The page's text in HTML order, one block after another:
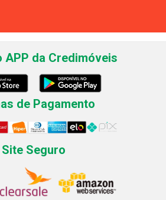
APP da Credimóveis
de Pagamento
Site Seguro